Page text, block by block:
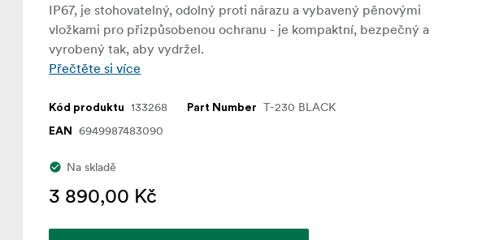
IP67, je stohovatelný, odolný proti nárazu a vybavený pěnovými
vložkami pro přizpůsobenou ochranu - je kompaktní, bezpečný a
vyrobený tak, aby vydržel.
Přečtěte si více
Kód produktu 133268 Part Number T-230 BLACK
EAN 6949987483090
Na skladě
3 890,00 Kč